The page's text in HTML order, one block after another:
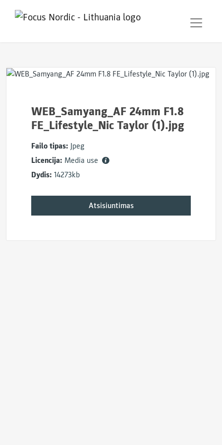
WEB_Samyang_AF 24mm F1.8
FE_Lifestyle_Nic Taylor (1).jpg
Failo tipas: Jpeg
Licencija: Media use
Dydis: 14273kb
Atsisiuntimas